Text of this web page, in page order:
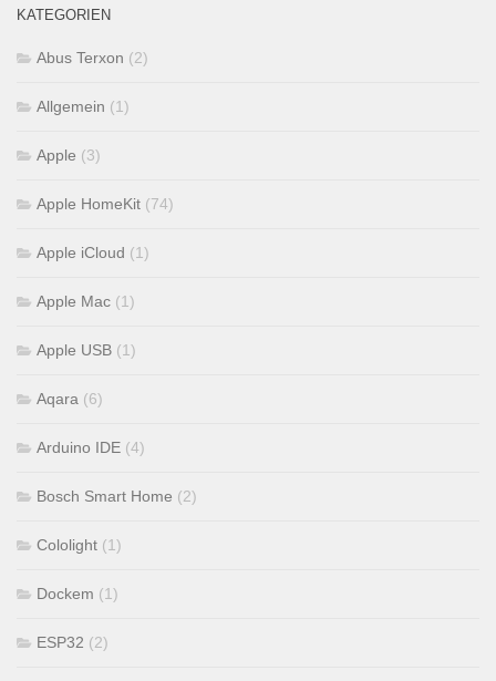
KATEGORIEN
Abus Terxon (2)
Allgemein (1)
Apple (3)
Apple HomeKit (74)
Apple iCloud (1)
Apple Mac (1)
Apple USB (1)
Aqara (6)
Arduino IDE (4)
Bosch Smart Home (2)
Cololight (1)
Dockem (1)
ESP32 (2)